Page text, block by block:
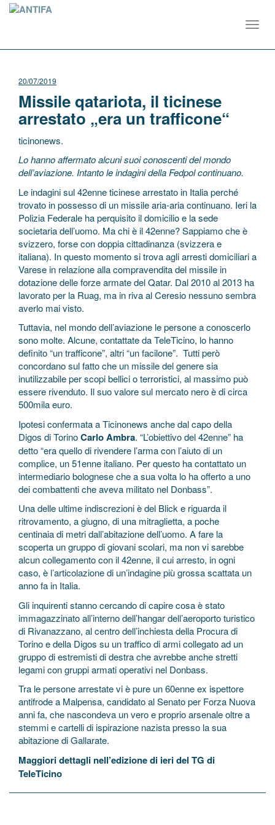
20/07/2019
Missile qatariota, il ticinese
arrestato „era un trafficone“
ticinonews.
Lo hanno affermato alcuni suoi conoscenti del mondo
dell’aviazione. Intanto le indagini della Fedpol continuano.
Le indagini sul 42enne ticinese arrestato in Italia perché
trovato in possesso di un missile aria-aria continuano. Ieri la
Polizia Federale ha perquisito il domicilio e la sede
societaria dell’uomo. Ma chi è il 42enne? Sappiamo che è
svizzero, forse con doppia cittadinanza (svizzera e
italiana). In questo momento si trova agli arresti domiciliari a
Varese in relazione alla compravendita del missile in
dotazione delle forze armate del Qatar. Dal 2010 al 2013 ha
lavorato per la Ruag, ma in riva al Ceresio nessuno sembra
averlo mai visto.
Tuttavia, nel mondo dell’aviazione le persone a conoscerlo
sono molte. Alcune, contattate da TeleTicino, lo hanno
definito “un trafficone”, altri “un facilone”. Tutti però
concordano sul fatto che un missile del genere sia
inutilizzabile per scopi bellici o terroristici, al massimo può
essere rivenduto. Il suo valore sul mercato nero è di circa
500mila euro.
Ipotesi confermata a Ticinonews anche dal capo della
Digos di TorinoCarlo Ambra. “L’obiettivo del 42enne” ha
detto “era quello di rivendere l’arma con l’aiuto di un
complice, un 51enne italiano. Per questo ha contattato un
intermediario bolognese che a sua volta lo ha offerto a uno
dei combattenti che aveva militato nel Donbass”.
Una delle ultime indiscrezioni è del Blick e riguarda il
ritrovamento, a giugno, di una mitraglietta, a poche
centinaia di metri dall’abitazione dell’uomo. A fare la
scoperta un gruppo di giovani scolari, ma non vi sarebbe
alcun collegamento con il 42enne, il cui arresto, in ogni
caso, è l’articolazione di un’indagine più grossa scattata un
anno fa in Italia.
Gli inquirenti stanno cercando di capire cosa è stato
immagazzinato all’interno dell’hangar dell’aeroporto turistico
di Rivanazzano, al centro dell’inchiesta della Procura di
Torino e della Digos su un traffico di armi collegato ad un
gruppo di estremisti di destra che avrebbe anche stretti
legami con gruppi armati operativi nel Donbass.
Tra le persone arrestate vi è pure un 60enne ex ispettore
antifrode a Malpensa, candidato al Senato per Forza Nuova
anni fa, che nascondeva un vero e proprio arsenale oltre a
stemmi e cartelli di ispirazione nazista presso la sua
abitazione di Gallarate.
Maggiori dettagli nell’edizione di ieri del TG di
TeleTicino